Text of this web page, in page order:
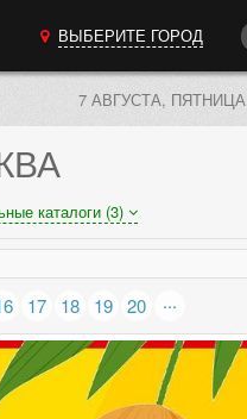
ВЫБЕРИТЕ ГОРОД
7 АВГУСТА, ПЯТНИЦА
каталоги (3)
17 18 19 20 ...